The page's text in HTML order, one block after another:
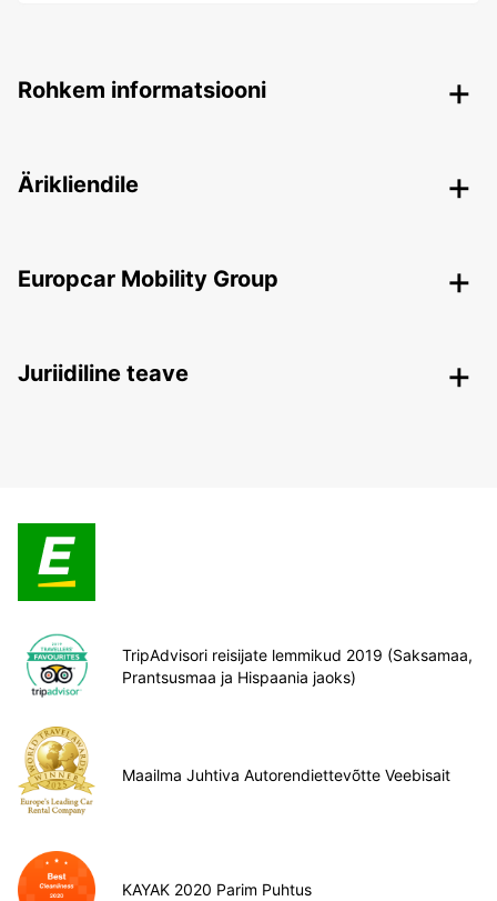
Rohkem informatsiooni
Ärikliendile
Europcar Mobility Group
Juriidiline teave
TripAdvisori reisijate lemmikud 2019 (Saksamaa,
Prantsusmaa ja Hispaania jaoks)
Maailma Juhtiva Autorendiettevõtte Veebisait
KAYAK 2020 Parim Puhtus